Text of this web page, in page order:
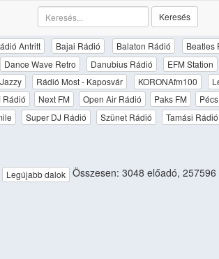
Keresés
Antritt Bajai Rádió Balaton Rádió Beatles
Dance Wave Retro Danubius Rádió EFM Station
Jazzy Rádió Most - Kaposvár KORONAfm100
Rádió Next FM Open Air Rádió Paks FM
Super DJ Rádió Szünet Rádió Tamási Rádió
Legújabb dalok Összesen: 3048 előadó, 257596